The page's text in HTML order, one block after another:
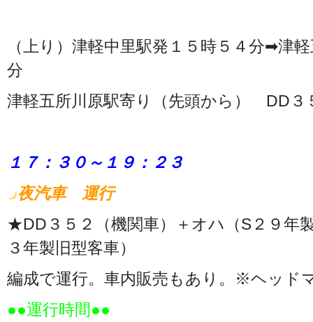
（上り）津軽中里駅発１５時５４分➡津
分
津軽五所川原駅寄り（先頭から） DD３
１７：３０～１９：２３
夜汽車 運行
★DD３５２（機関車）＋オハ（S２９年
３年製旧型客車）
編成で運行。車内販売もあり。※ヘッド
●●運行時間●●